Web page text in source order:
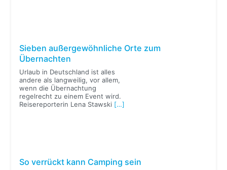
Sieben außergewöhnliche Orte zum
Übernachten
Urlaub in Deutschland ist alles
andere als langweilig, vor allem,
wenn die Übernachtung
regelrecht zu einem Event wird.
Reisereporterin Lena Stawski […]
So verrückt kann Camping sein